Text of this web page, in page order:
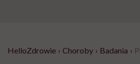
HelloZdrowie › Choroby › Badania ›